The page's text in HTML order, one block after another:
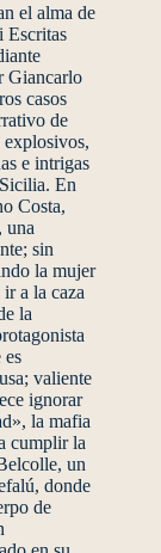
el alma de
Escritas
Giancarlo
casos
de
e intrigas
En
Costa,
una
sin
la mujer
a la caza
la
es
valiente
ignorar
la mafia
cumplir la
un
donde
de